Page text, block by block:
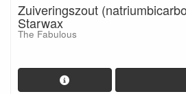
Zuiveringszout
Starwax
The Fabulous